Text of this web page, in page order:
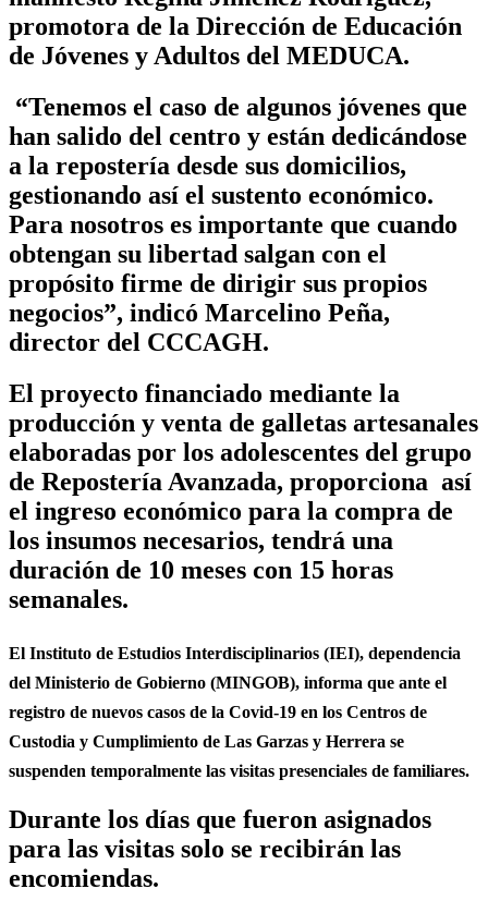
promotora de la Dirección de Educación
de Jóvenes y Adultos del MEDUCA.
“Tenemos el caso de algunos jóvenes que
han salido del centro y están dedicándose
a la repostería desde sus domicilios,
gestionando así el sustento económico.
Para nosotros es importante que cuando
obtengan su libertad salgan con el
propósito firme de dirigir sus propios
negocios”, indicó Marcelino Peña,
director del CCCAGH.
El proyecto financiado mediante la
producción y venta de galletas artesanales
elaboradas por los adolescentes del grupo
de Repostería Avanzada, proporciona así
el ingreso económico para la compra de
los insumos necesarios, tendrá una
duración de 10 meses con 15 horas
semanales.
El Instituto de Estudios Interdisciplinarios (IEI), dependencia
del Ministerio de Gobierno (MINGOB), informa que ante el
registro de nuevos casos de la Covid-19 en los Centros de
Custodia y Cumplimiento de Las Garzas y Herrera se
suspenden temporalmente las visitas presenciales de familiares.
Durante los días que fueron asignados
para las visitas solo se recibirán las
encomiendas.